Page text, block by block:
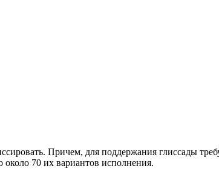
Причем, для поддержания глиссады
около 70 их вариантов исполнения.